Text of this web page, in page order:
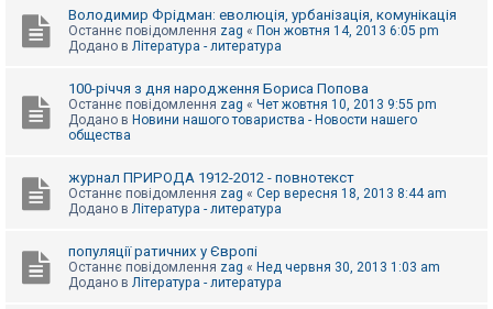
е
и
е
Володимир Фрідман: еволюція, урбанізація, комунікація
Останнє повідомлення zag « Пон жовтня 14, 2013 6:05 pm
Додано в Література - литература
100-річчя з дня народження Бориса Попова
Останнє повідомлення zag « Чет жовтня 10, 2013 9:55 pm
Додано в Новини нашого товариства - Новости нашего
общества
журнал ПРИРОДА 1912-2012 - повнотекст
Останнє повідомлення zag « Сер вересня 18, 2013 8:44 am
Додано в Література - литература
популяції ратичних у Європі
Останнє повідомлення zag « Нед червня 30, 2013 1:03 am
Додано в Література - литература